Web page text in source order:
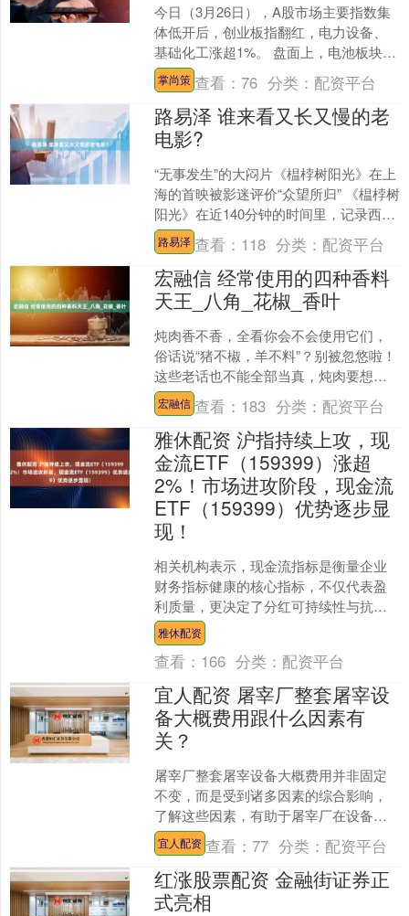
今日（3月26日），A股市场主要指数集
体低开后，创业板指翻红，电力设备、
基础化工涨超1%。 盘面上，电池板块大
幅拉升，固态电池、钠离子电池等概念
领涨，海科新源“....
掌尚策 查看：76 分类： 配资平台
路易泽 谁来看又长又慢的老
电影?
“无事发生”的大闷片《榅桲树阳光》在上
海的首映被影迷评价“众望所归” 《榅桲树
阳光》在近140分钟的时间里，记录西班
牙画家安东尼奥·洛佩斯·加西亚从10月初
到圣....
路易泽 查看： 118 分类： 配资平台
宏融信 经常使用的四种香料
天王_八角_花椒_香叶
炖肉香不香，全看你会不会使用它们，
俗话说“猪不椒，羊不料”？别被忽悠啦！
这些老话也不能全部当真，炖肉要想香
得窜鼻子，八角、桂皮、香叶、花椒这
四味香料才是真正的大....
宏融信 查看： 183 分类： 配资平台
雅休配资 沪指持续上攻，现
金流ETF（159399）涨超
2%！市场进攻阶段，现金流
ETF（159399）优势逐步显
现！
相关机构表示，现金流指标是衡量企业
财务指标健康的核心指标，不仅代表盈
利质量，更决定了分红可持续性与抗风
险能力。随着当前市场逐步转入进攻阶
段，现金流ETF在当前市....
雅休配资
查看： 166 分类： 配资平台
宜人配资 屠宰厂整套屠宰设
备大概费用跟什么因素有
关？
屠宰厂整套屠宰设备大概费用并非固定
不变，而是受到诸多因素的综合影响，
了解这些因素，有助于屠宰厂在设备采
购时做出合理预算与科学决策。 设备规
模与产能需求是首要影响....
宜人配资 查看：77 分类： 配资平台
红涨股票配资 金融街证券正
式亮相